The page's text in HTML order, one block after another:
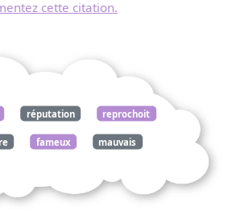
cette citation.
réputation reprochoit
fameux mauvais
faits pensées 981